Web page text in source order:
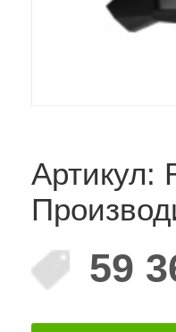
Артикул:
59